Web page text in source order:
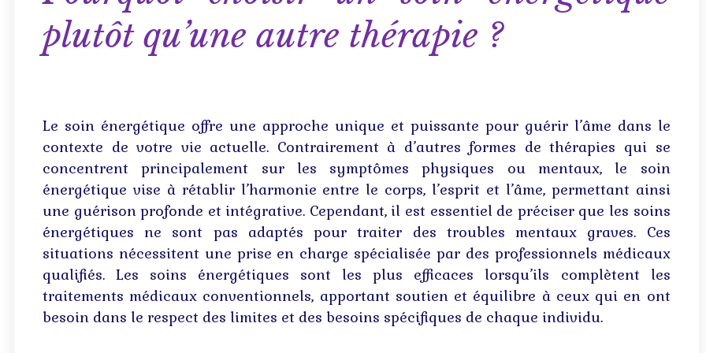
plutôt qu’une autre thérapie ?
Le soin énergétique offre une approche unique et puissante pour guérir l’âme dans le
contexte de votre vie actuelle. Contrairement à d’autres formes de thérapies qui se
concentrent principalement sur les symptômes physiques ou mentaux, le soin
énergétique vise à rétablir l’harmonie entre le corps, l’esprit et l’âme, permettant ainsi
une guérison profonde et intégrative. Cependant, il est essentiel de préciser que les soins
énergétiques ne sont pas adaptés pour traiter des troubles mentaux graves. Ces
situations nécessitent une prise en charge spécialisée par des professionnels médicaux
qualifiés. Les soins énergétiques sont les plus efficaces lorsqu’ils complètent les
traitements médicaux conventionnels, apportant soutien et équilibre à ceux qui en ont
besoin dans le respect des limites et des besoins spécifiques de chaque individu.